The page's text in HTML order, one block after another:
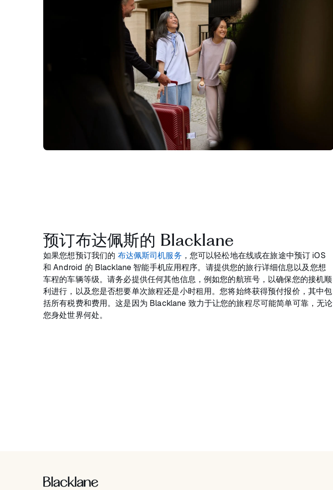
预订布达佩斯的 Blacklane
如果您想预订我们的 布达佩斯司机服务 ，您可以轻松地在线或在旅途中预订 iOS
和 Android 的 Blacklane 智能手机应用程序。请提供您的旅行详细信息以及您想
车程的车辆等级。请务必提供任何其他信息，例如您的航班号，以确保您的接机顺
利进行，以及您是否想要单次旅程还是小时租用。您将始终获得预付报价，其中包
括所有税费和费用。这是因为 Blacklane 致力于让您的旅程尽可能简单可靠，无论
您身处世界何处。